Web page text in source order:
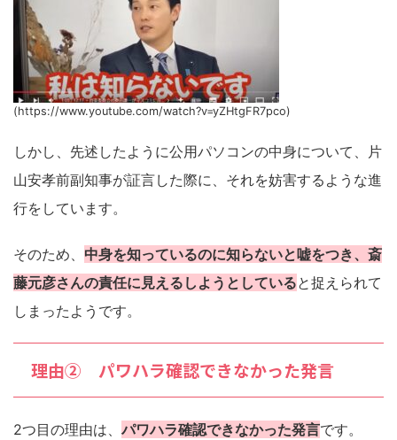
(https://www.youtube.com/watch?v=yZHtgFR7pco)
しかし、先述したように公用パソコンの中身について、片
山安孝前副知事が証言した際に、それを妨害するような進
行をしています。
そのため、 中身を知っているのに知らないと嘘をつき、斎
藤元彦さんの責任に見えるしようとしていると捉えられて
しまったようです。
理由② パワハラ確認できなかった発言
2つ目の理由は、パワハラ確認できなかった発言です。